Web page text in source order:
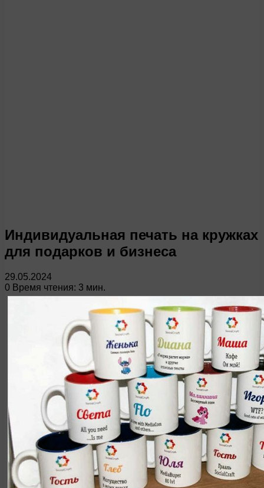
Индивидуальная печать на кружках
для подарков и бизнеса
29.05.2024
0 Время чтения: 3 мин.